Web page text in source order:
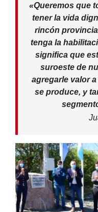
«Queremos que
tener la vida
rincón
tenga la
significa que
suroeste de
agregarle valor
se produce, y